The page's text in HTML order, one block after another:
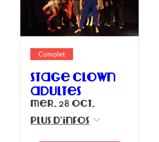
Complet
Stage clown
adultes
mer. 28 oct.
Plus d'infos